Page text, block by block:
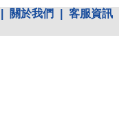
關於我們
客服資訊